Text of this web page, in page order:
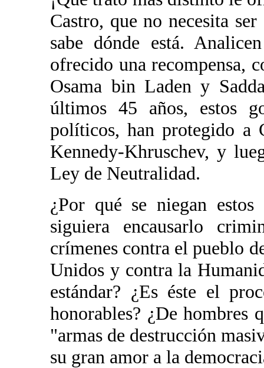
Castro, que no necesita
sabe dónde está.
ofrecido una recompensa,
Osama bin Laden y
últimos 45 años, estos
políticos, han protegido a
Kennedy-Khruschev, y
Ley de Neutralidad.
¿Por qué se niegan
siguiera encausarlo
crímenes contra el pueblo
Unidos y contra la
estándar? ¿Es éste el
honorables? ¿De hombres
"armas de destrucción
su gran amor a la